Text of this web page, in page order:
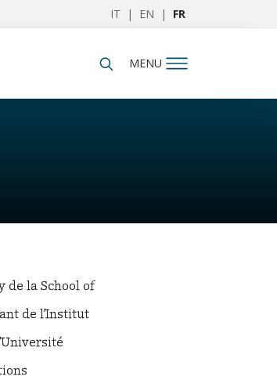
IT | EN | FR
MENU
de la School of
de l’Institut